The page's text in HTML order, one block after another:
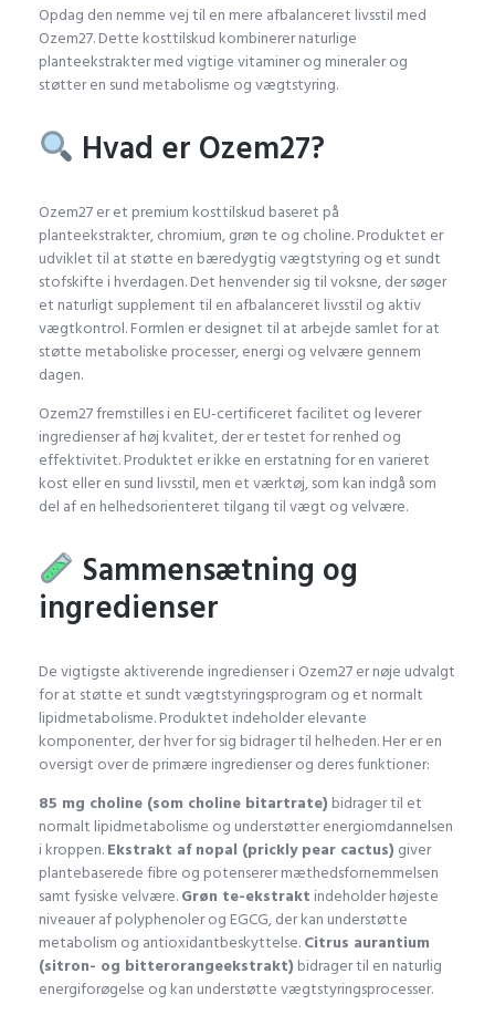
Opdag den nemme vej til en mere afbalanceret livsstil med
Ozem27. Dette kosttilskud kombinerer naturlige
planteekstrakter med vigtige vitaminer og mineraler og
støtter en sund metabolisme og vægtstyring.
Hvad er Ozem27?
Ozem27 er et premium kosttilskud baseret på
planteekstrakter, chromium, grøn te og choline. Produktet er
udviklet til at støtte en bæredygtig vægtstyring og et sundt
stofskifte i hverdagen. Det henvender sig til voksne, der søger
et naturligt supplement til en afbalanceret livsstil og aktiv
vægtkontrol. Formlen er designet til at arbejde samlet for at
støtte metaboliske processer, energi og velvære gennem
dagen.
Ozem27 fremstilles i en EU-certificeret facilitet og leverer
ingredienser af høj kvalitet, der er testet for renhed og
effektivitet. Produktet er ikke en erstatning for en varieret
kost eller en sund livsstil, men et værktøj, som kan indgå som
del af en helhedsorienteret tilgang til vægt og velvære.
Sammensætning og
ingredienser
De vigtigste aktiverende ingredienser i Ozem27 er nøje udvalgt
for at støtte et sundt vægtstyringsprogram og et normalt
lipidmetabolisme. Produktet indeholder elevante
komponenter, der hver for sig bidrager til helheden. Her er en
oversigt over de primære ingredienser og deres funktioner:
85 mg choline (som choline bitartrate) bidrager til et
normalt lipidmetabolisme og understøtter energiomdannelsen
i kroppen.Ekstrakt af nopal (prickly pear cactus) giver
plantebaserede fibre og potenserer mæthedsfornemmelsen
samt fysiske velvære.Grøn te-ekstrakt indeholder højeste
niveauer af polyphenoler og EGCG, der kan understøtte
metabolism og antioxidantbeskyttelse.Citrus aurantium
(sitron- og bitterorangeekstrakt) bidrager til en naturlig
energiforøgelse og kan understøtte vægtstyringsprocesser.